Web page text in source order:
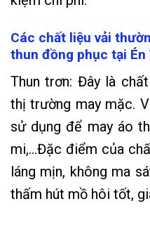
Các chất liệu vải
thun đồng phục tại Én
Thun trơn: Đây là
thị trường may mặc.
sử dụng để may áo
mi,…Đặc điểm của
láng mịn, không ma
thấm hút mồ hôi tốt,